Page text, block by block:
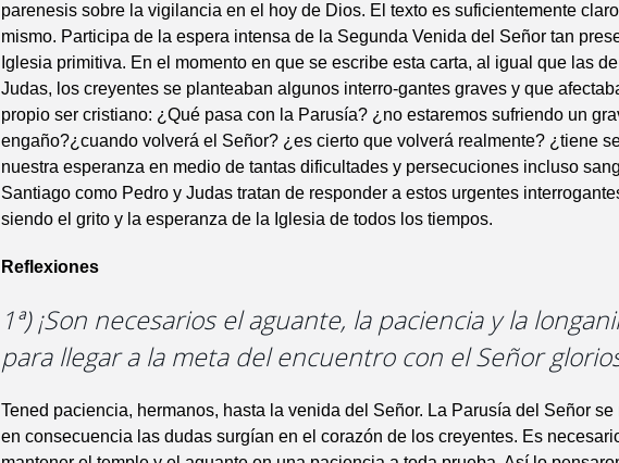
parenesis sobre la vigilancia en el hoy de Dios. El texto es suficientemente
mismo. Participa de la espera intensa de la Segunda Venida del Señor tan
Iglesia primitiva. En el momento en que se escribe esta carta, al igual que las
Judas, los creyentes se planteaban algunos interro-gantes graves y que
propio ser cristiano: ¿Qué pasa con la Parusía? ¿no estaremos sufriendo un
engaño?¿cuando volverá el Señor? ¿es cierto que volverá realmente? ¿tiene
nuestra esperanza en medio de tantas dificultades y persecuciones incluso
Santiago como Pedro y Judas tratan de responder a estos urgentes
siendo el grito y la esperanza de la Iglesia de todos los tiempos.
Reflexiones
1ª) ¡Son necesarios el aguante, la paciencia y la
para llegar a la meta del encuentro con el Señor
Tened paciencia, hermanos, hasta la venida del Señor. La Parusía del Señor se
en consecuencia las dudas surgían en el corazón de los creyentes. Es